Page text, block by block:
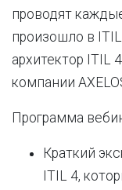
проводят
произошло в
архитектор ITIL
компании
Программа
Краткий
ITIL 4,